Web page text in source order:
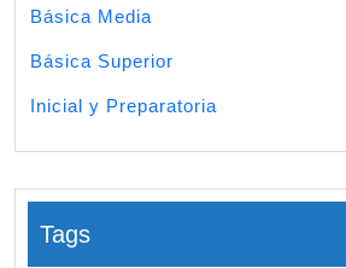
Básica Media
Básica Superior
Inicial y Preparatoria
Tags